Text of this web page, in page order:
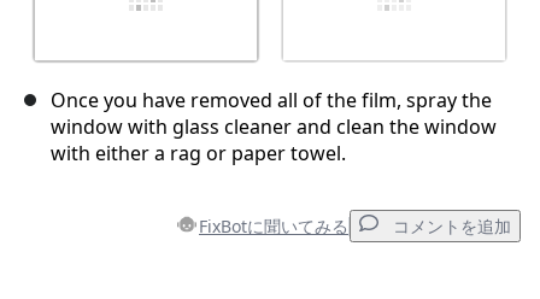
Once you have removed all of the film, spray the
window with glass cleaner and clean the window
with either a rag or paper towel.
FixBotに聞いてみる コメントを追加